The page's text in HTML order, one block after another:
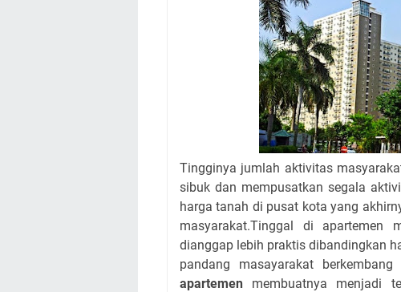
Tingginya jumlah aktivitas
sibuk dan mempusatkan segala
harga tanah di pusat kota yang
masyarakat.Tinggal di
dianggap lebih praktis dibandingkan
pandang masayarakat
apartemen membuatnya menjadi